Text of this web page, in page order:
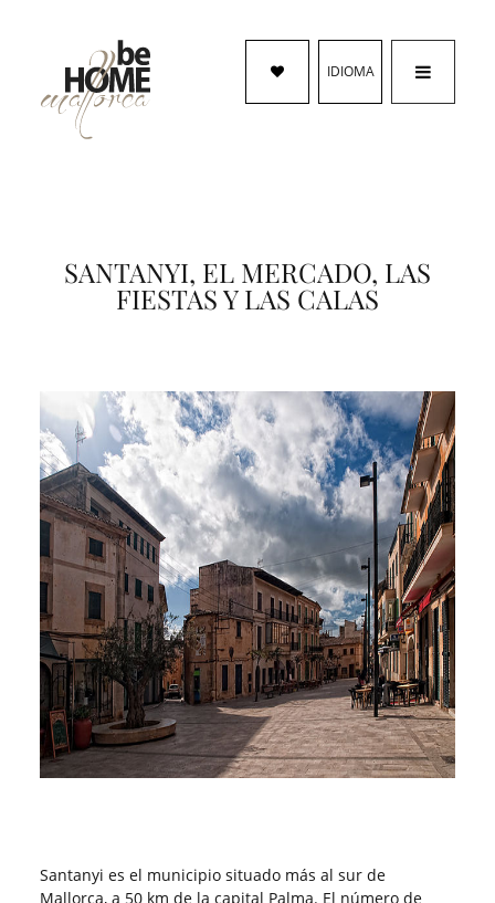
IDIOMA
SANTANYI, EL MERCADO, LAS
FIESTAS Y LAS CALAS
Santanyi es el municipio situado más al sur de
Mallorca, a 50 km de la capital Palma. El número de